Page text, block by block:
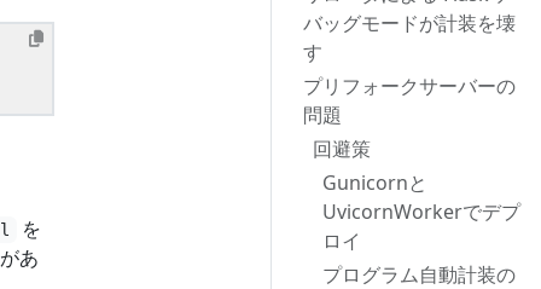
バッグモードが計装を壊
す
プリフォークサーバーの
問題
回避策
Gunicornと
UvicornWorkerでデプ
ロイ
プログラム自動計装の
を
あ